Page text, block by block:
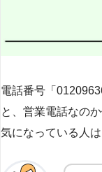
電話番号「
と、営業電話なの
気になっている人は